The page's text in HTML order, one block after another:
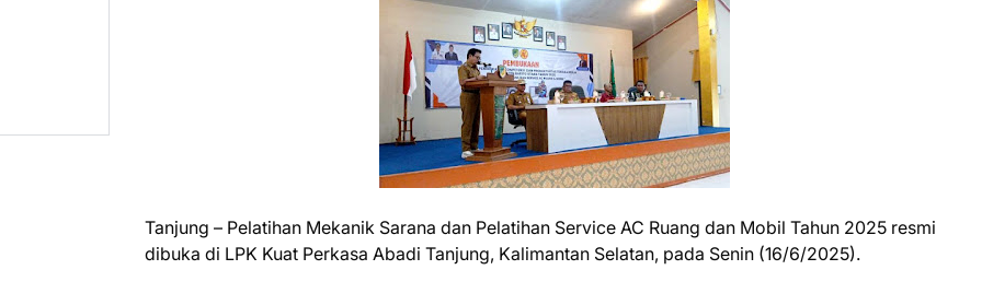
Tanjung – Pelatihan Mekanik Sarana dan Pelatihan Service AC Ruang dan Mobil Tahun 2025 resmi
dibuka di LPK Kuat Perkasa Abadi Tanjung, Kalimantan Selatan, pada Senin (16/6/2025).